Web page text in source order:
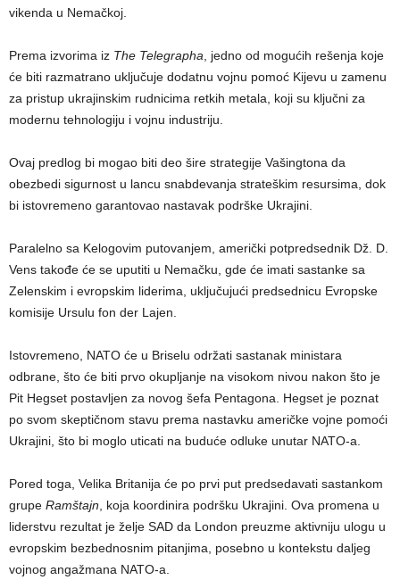
vikenda u Nemačkoj.
Prema izvorima iz The Telegrapha, jedno od mogućih rešenja koje
će biti razmatrano uključuje dodatnu vojnu pomoć Kijevu u zamenu
za pristup ukrajinskim rudnicima retkih metala, koji su ključni za
modernu tehnologiju i vojnu industriju.
Ovaj predlog bi mogao biti deo šire strategije Vašingtona da
obezbedi sigurnost u lancu snabdevanja strateškim resursima, dok
bi istovremeno garantovao nastavak podrške Ukrajini.
Paralelno sa Kelogovim putovanjem, američki potpredsednik Dž. D.
Vens takođe će se uputiti u Nemačku, gde će imati sastanke sa
Zelenskim i evropskim liderima, uključujući predsednicu Evropske
komisije Ursulu fon der Lajen.
Istovremeno, NATO će u Briselu održati sastanak ministara
odbrane, što će biti prvo okupljanje na visokom nivou nakon što je
Pit Hegset postavljen za novog šefa Pentagona. Hegset je poznat
po svom skeptičnom stavu prema nastavku američke vojne pomoći
Ukrajini, što bi moglo uticati na buduće odluke unutar NATO-a.
Pored toga, Velika Britanija će po prvi put predsedavati sastankom
grupe Ramštajn, koja koordinira podršku Ukrajini. Ova promena u
liderstvu rezultat je želje SAD da London preuzme aktivniju ulogu u
evropskim bezbednosnim pitanjima, posebno u kontekstu daljeg
vojnog angažmana NATO-a.